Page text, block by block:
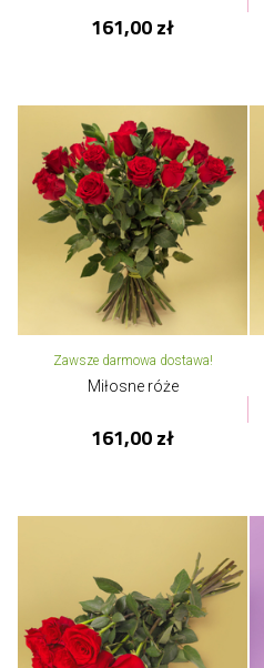
161,00 zł
Zawsze darmowa dostawa!
Miłosne róże
161,00 zł